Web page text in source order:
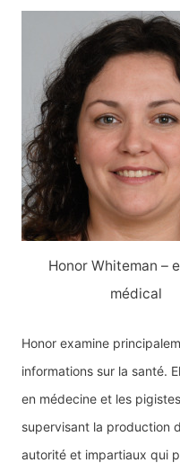
Honor Whiteman –
médical
Honor examine
informations sur la santé.
en médecine et les
supervisant la production
autorité et impartiaux qui